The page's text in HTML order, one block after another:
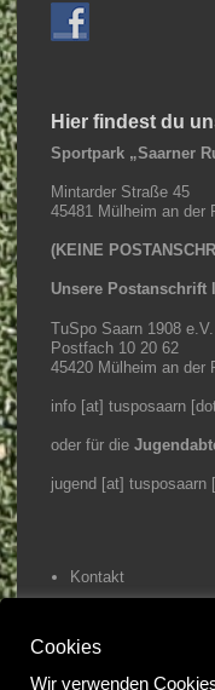
Hier findest du
Sportpark „Saarner
Mintarder Straße 45
45481 Mülheim an der
(KEINE
Unsere Postanschrift
TuSpo Saarn 1908 e.V.
Postfach 10 20 62
45420 Mülheim an der
info [at] tusposaarn
oder für die
jugend [at] tusposaarn
Kontakt
Home
Cookies
Wir verwenden